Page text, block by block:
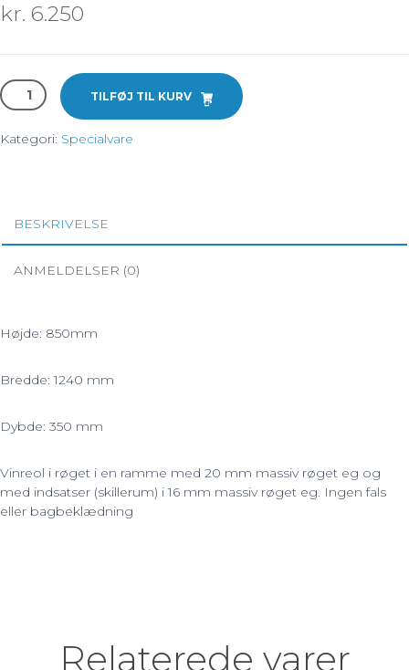
kr. 6.250
Specialvare:
Vinreol
TILFØJ TIL KURV
Kategori: Specialvare
BESKRIVELSE
ANMELDELSER (0)
Højde: 850mm
Bredde: 1240 mm
Dybde: 350 mm
Vinreol i røget i en ramme med 20 mm massiv røget eg og
med indsatser (skillerum) i 16 mm massiv røget eg. Ingen fals
eller bagbeklædning
Relaterede varer